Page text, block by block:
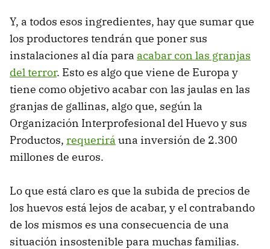
Y, a todos esos ingredientes, hay que sumar que
los productores tendrán que poner sus
instalaciones al día para acabar con las granjas
del terror. Esto es algo que viene de Europa y
tiene como objetivo acabar con las jaulas en las
granjas de gallinas, algo que, según la
Organización Interprofesional del Huevo y sus
Productos, requerirá una inversión de 2.300
millones de euros.
Lo que está claro es que la subida de precios de
los huevos está lejos de acabar, y el contrabando
de los mismos es una consecuencia de una
situación insostenible para muchas familias.